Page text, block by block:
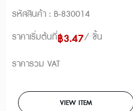
รหัสสินค้า : B-830014
ราคาเริ่มต้นที่฿3.47/ ชิ้น
ราคารวม VAT
VIEW ITEM